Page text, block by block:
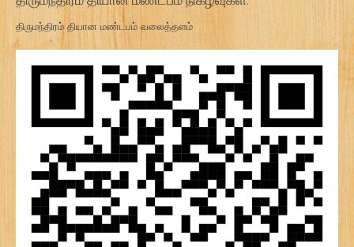
திருமந்திரம் தியான மண்டபம் வலைத்தளம்